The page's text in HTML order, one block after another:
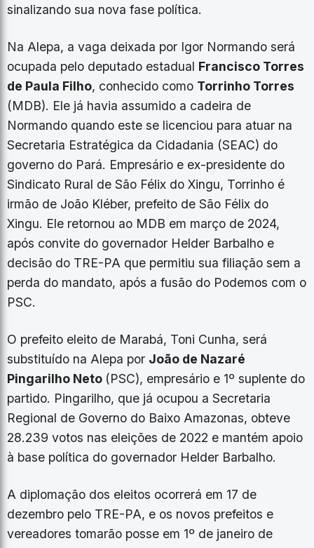
sinalizando sua nova fase política.
Na Alepa, a vaga deixada por Igor Normando será
ocupada pelo deputado estadual Francisco Torres
de Paula Filho, conhecido como Torrinho Torres
(MDB). Ele já havia assumido a cadeira de
Normando quando este se licenciou para atuar na
Secretaria Estratégica da Cidadania (SEAC) do
governo do Pará. Empresário e ex-presidente do
Sindicato Rural de São Félix do Xingu, Torrinho é
irmão de João Kléber, prefeito de São Félix do
Xingu. Ele retornou ao MDB em março de 2024,
após convite do governador Helder Barbalho e
decisão do TRE-PA que permitiu sua filiação sem a
perda do mandato, após a fusão do Podemos com o
PSC.
O prefeito eleito de Marabá, Toni Cunha, será
substituído na Alepa por João de Nazaré
Pingarilho Neto (PSC), empresário e 1º suplente do
partido. Pingarilho, que já ocupou a Secretaria
Regional de Governo do Baixo Amazonas, obteve
28.239 votos nas eleições de 2022 e mantém apoio
à base política do governador Helder Barbalho.
A diplomação dos eleitos ocorrerá em 17 de
dezembro pelo TRE-PA, e os novos prefeitos e
vereadores tomarão posse em 1º de janeiro de